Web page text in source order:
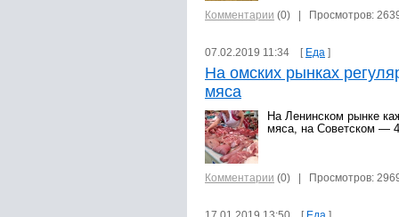
Комментарии (0) | Просмотров:
07.02.2019 11:34 [ Еда ]
На омских рынках
мяса
На Ленинском рынке
мяса, на Советском —
Комментарии (0) | Просмотров: